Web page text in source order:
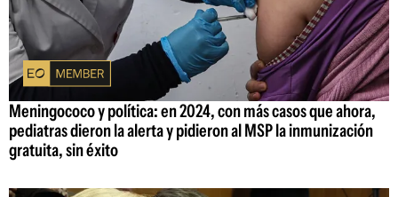
Meningococo y política: en 2024, con más casos que ahora,
pediatras dieron la alerta y pidieron al MSP la inmunización
gratuita, sin éxito